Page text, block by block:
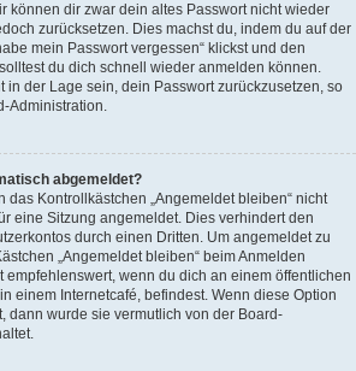
können dir zwar dein altes Passwort nicht wieder
zurücksetzen. Dies machst du, indem du auf der
mein Passwort vergessen“ klickst und den
du dich schnell wieder anmelden können.
in der Lage sein, dein Passwort zurückzusetzen, so
Administration.
abgemeldet?
das Kontrollkästchen „Angemeldet bleiben“ nicht
eine Sitzung angemeldet. Dies verhindert den
durch einen Dritten. Um angemeldet zu
„Angemeldet bleiben“ beim Anmelden
empfehlenswert, wenn du dich an einem öffentlichen
einem Internetcafé, befindest. Wenn diese Option
dann wurde sie vermutlich von der Board-